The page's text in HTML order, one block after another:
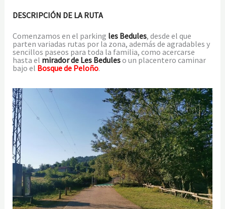
DESCRIPCIÓN DE LA RUTA
Comenzamos en el parking les Bedules, desde el que
parten variadas rutas por la zona, además de agradables y
sencillos paseos para toda la familia, como acercarse
hasta el mirador de Les Beduleso un placentero caminar
bajo el Bosque de Peloño.